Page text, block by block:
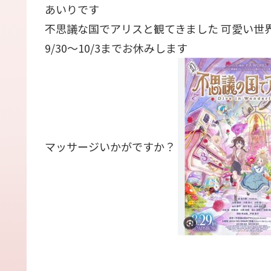
あいりです
不思議な国でアリスと観てきました 可愛い世
9/30〜10/3までお休みします
マッサージいかがですか？